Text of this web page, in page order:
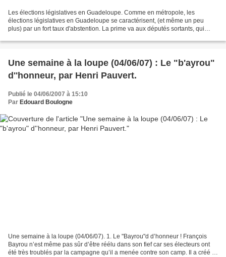
Les élections législatives en Guadeloupe. Comme en métropole, les
élections législatives en Guadeloupe se caractérisent, (et même un peu
plus) par un fort taux d'abstention. La prime va aux députés sortants, qui
Une semaine à la loupe (04/06/07) : Le "b'ayrou"
d''honneur, par Henri Pauvert.
Publié le 04/06/2007 à 15:10
Par Edouard Boulogne
Une semaine à la loupe (04/06/07). 1. Le "Bayrou"d d’honneur ! François
Bayrou n’est même pas sûr d’être réélu dans son fief car ses électeurs ont
été très troublés par la campagne qu’il a menée contre son camp. Il a créé le